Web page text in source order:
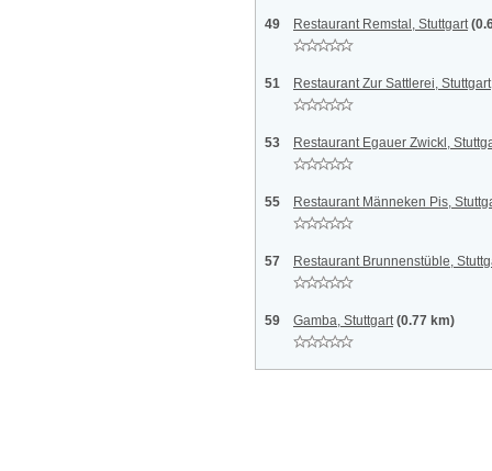
49 Restaurant Remstal, Stuttgart
51 Restaurant Zur Sattlerei, Stuttgart
53 Restaurant Egauer Zwickl,
55 Restaurant Männeken Pis,
57 Restaurant Brunnenstüble,
59 Gamba, Stuttgart (0.77 km)